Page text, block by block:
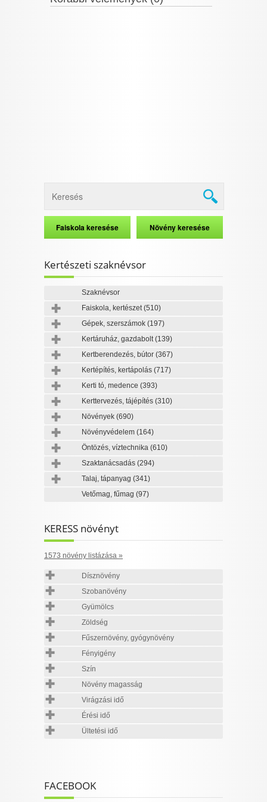
Kertészeti szaknévsor
Szaknévsor
Faiskola, kertészet(510)
Gépek, szerszámok (197)
Kertáruház, gazdabolt(139)
Kertberendezés, bútor (367)
Kertépítés, kertápolás (717)
Kerti tó, medence (393)
Kerttervezés, tájépítés (310)
Növények (690)
Növényvédelem (164)
Öntözés, víztechnika (610)
Szaktanácsadás (294)
Talaj, tápanyag (341)
Vetőmag, fűmag (97)
KERESS növényt
1573 növény listázása »
Dísznövény
Szobanövény
Gyümölcs
Zöldség
Fűszernövény, gyógynövény
Fényigény
Szín
Növény magasság
Virágzási idő
Érési idő
Ültetési idő
FACEBOOK